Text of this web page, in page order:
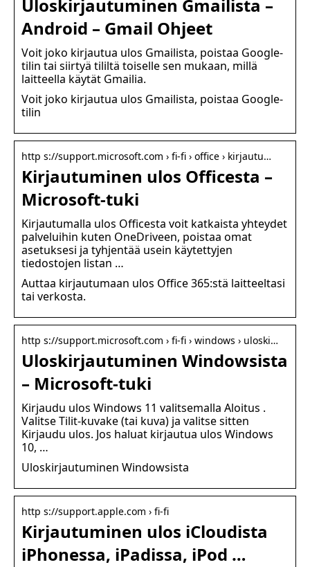
Uloskirjautuminen Gmailista –
Android – Gmail Ohjeet
Voit joko kirjautua ulos Gmailista, poistaa Google-
tilin tai siirtyä tililtä toiselle sen mukaan, millä
laitteella käytät Gmailia.
Voit joko kirjautua ulos Gmailista, poistaa Google-
tilin
http s://support.microsoft.com › fi-fi › office › kirjautu…
Kirjautuminen ulos Officesta –
Microsoft-tuki
Kirjautumalla ulos Officesta voit katkaista yhteydet
palveluihin kuten OneDriveen, poistaa omat
asetuksesi ja tyhjentää usein käytettyjen
tiedostojen listan …
Auttaa kirjautumaan ulos Office 365:stä laitteeltasi
tai verkosta.
http s://support.microsoft.com › fi-fi › windows › uloski…
Uloskirjautuminen Windowsista
– Microsoft-tuki
Kirjaudu ulos Windows 11 valitsemalla Aloitus .
Valitse Tilit-kuvake (tai kuva) ja valitse sitten
Kirjaudu ulos. Jos haluat kirjautua ulos Windows
10, …
Uloskirjautuminen Windowsista
http s://support.apple.com › fi-fi
Kirjautuminen ulos iCloudista
iPhonessa, iPadissa, iPod …